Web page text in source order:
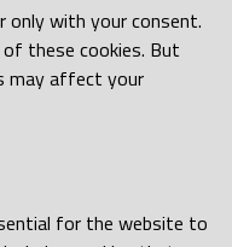
only with your consent.
these cookies. But
may affect your
for the website to